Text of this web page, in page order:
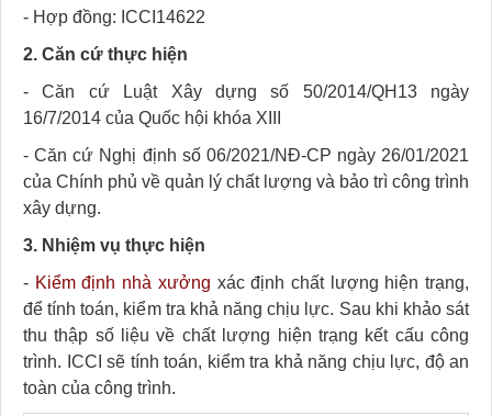
- Hợp đồng: ICCI14622
2. Căn cứ thực hiện
- Căn cứ Luật Xây dựng số 50/2014/QH13 ngày
16/7/2014 của Quốc hội khóa XIII
- Căn cứ Nghị định số 06/2021/NĐ-CP ngày 26/01/2021
của Chính phủ về quản lý chất lượng và bảo trì công trình
xây dựng.
3. Nhiệm vụ thực hiện
- Kiểm định nhà xưởng xác định chất lượng hiện trạng,
để tính toán, kiểm tra khả năng chịu lực. Sau khi khảo sát
thu thập số liệu về chất lượng hiện trạng kết cấu công
trình. ICCI sẽ tính toán, kiểm tra khả năng chịu lực, độ an
toàn của công trình.